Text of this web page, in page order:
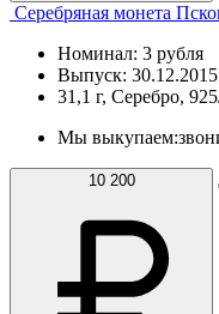
Серебряная монета
Номинал: 3 рубля
Выпуск: 30.12.2015
31,1 г, Серебро,
Мы выкупаем:
10 200